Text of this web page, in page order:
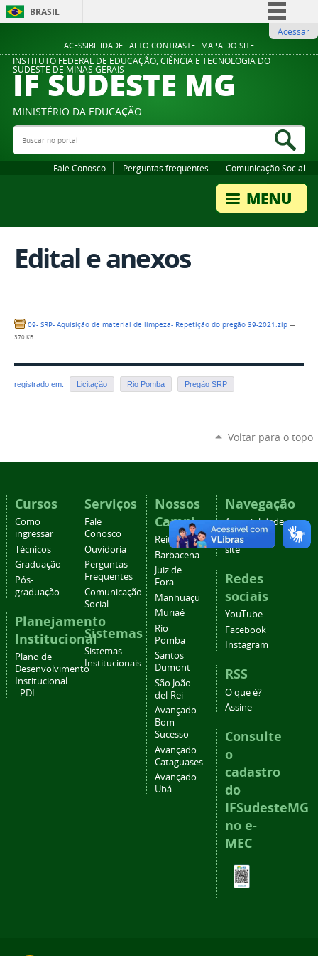
ACESSIBILIDADE ALTO CONTRASTE MAPA DO SITE
BRASIL
Comunica BR
Participe
Legislação
Acessar
INSTITUTO FEDERAL DE EDUCAÇÃO, CIÊNCIA E TECNOLOGIA DO
SUDESTE DE MINAS GERAIS
IF SUDESTE MG
MINISTÉRIO DA EDUCAÇÃO
Buscar no portal
Fale Conosco Perguntas frequentes Comunicação Social
Edital e anexos
09- SRP- Aquisição de material de limpeza- Repetição do pregão 39-2021.zip —
370 KB
registrado em: Licitação Rio Pomba Pregão SRP
Voltar para o topo
Cursos
Como
ingressar
Técnicos
Graduação
Pós-
graduação
Planejamento
Institucional
Plano de
Desenvolvimento
Institucional
- PDI
Serviços
Fale
Conosco
Ouvidoria
Perguntas
Frequentes
Comunicação
Social
Sistemas
Sistemas
Institucionais
Nossos
Campi
Reitoria
Barbacena
Juiz de
Fora
Manhuaçu
Muriaé
Rio
Pomba
Santos
Dumont
São João
del-Rei
Avançado
Bom
Sucesso
Avançado
Cataguases
Avançado
Ubá
Navegação
Acessibilidade
Mapa do
site
Redes
sociais
YouTube
Facebook
Instagram
RSS
O que é?
Assine
Consulte
o
cadastro
do
IFSudesteMG
no e-
MEC